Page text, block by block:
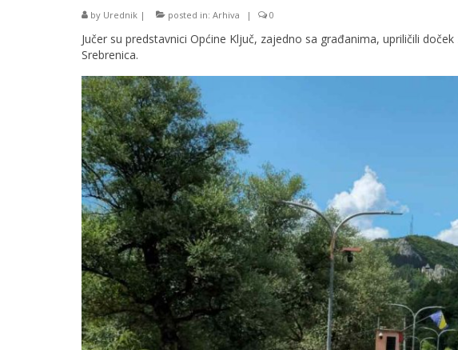
by Urednik | posted in: Arhiva | 0
Jučer su predstavnici Općine Ključ, zajedno sa građanima, upriličili
Srebrenica.